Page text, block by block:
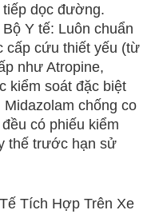
dọc đường.
Y tế: Luôn chuẩn
cấp cứu thiết yếu (từ
như Atropine,
kiểm soát đặc biệt
chống co
có phiếu kiểm
thế trước hạn sử